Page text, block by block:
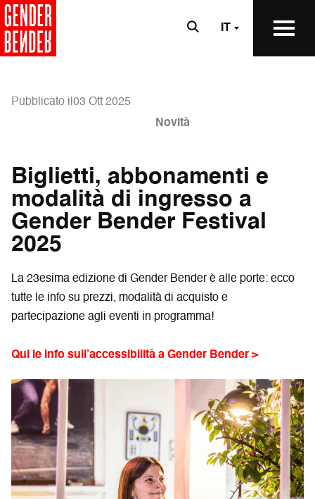
IT
Pubblicato il03 Ott 2025
Novità
Biglietti, abbonamenti e
modalità di ingresso a
Gender Bender Festival
2025
La 23esima edizione di Gender Bender è alle porte: ecco
tutte le info su prezzi, modalità di acquisto e
partecipazione agli eventi in programma!
Qui le info sull’accessibilità a Gender Bender >